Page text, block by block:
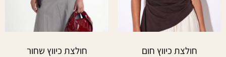
חולצת כיווץ חום חולצת כיווץ שחור